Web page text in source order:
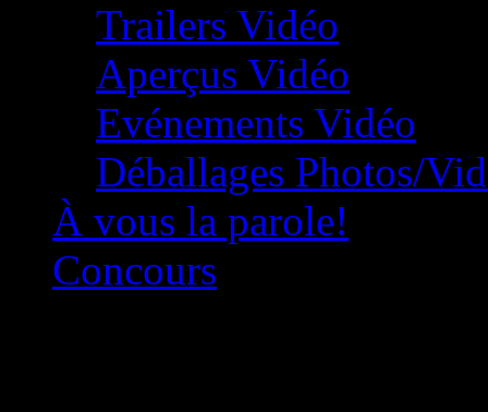
Trailers Vidéo
Aperçus Vidéo
Evénements Vidéo
Déballages Photos/
À vous la parole!
Concours